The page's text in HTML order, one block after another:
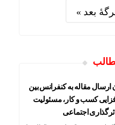
بعد »
ارسال مقاله به کنفرانس بین
کسب و کار، مسئولیت
اجتماعی